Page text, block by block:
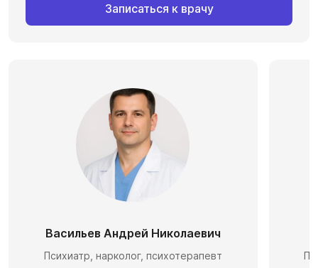
Записаться к врачу
Васильев Андрей Николаевич
Психиатр, нарколог, психотерапевт